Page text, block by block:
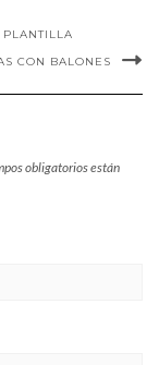
CON BALONES
obligatorios están